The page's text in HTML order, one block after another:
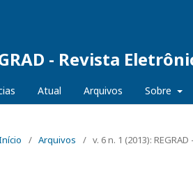
- Revista
Atual Arquivos Sobre
/ Arquivos / v. 6 n. 1 (2013):